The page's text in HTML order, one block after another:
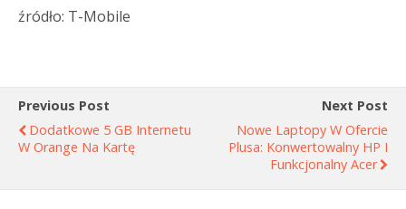
źródło: T-Mobile
Previous Post
Dodatkowe 5 GB Internetu
W Orange Na Kartę
Next Post
Nowe Laptopy W Ofercie
Plusa: Konwertowalny HP I
Funkcjonalny Acer